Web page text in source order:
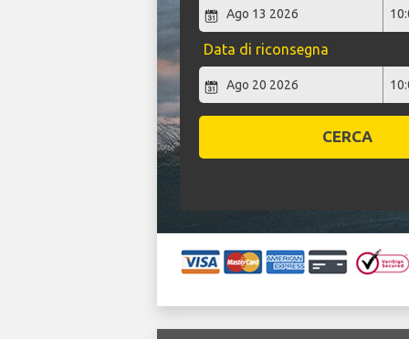
Data di riconsegna
CERCA